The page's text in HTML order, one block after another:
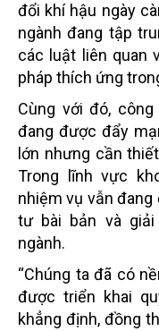
đổi khí hậu ngày
ngành đang tập
các luật liên quan
pháp thích ứng
Cùng với đó,
đang được đẩy
lớn nhưng cần
Trong lĩnh vực
nhiệm vụ vẫn
tư bài bản và
ngành.
“Chúng ta đã có
được triển khai
khẳng định, đồng